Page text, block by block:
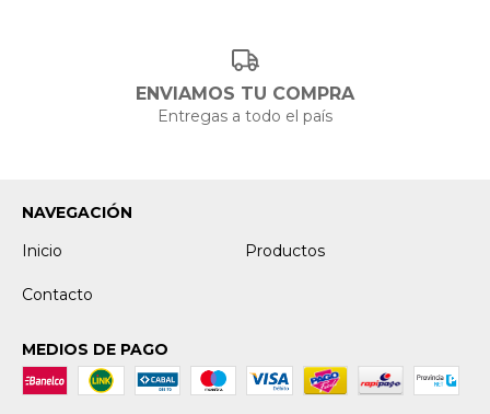
ENVIAMOS TU COMPRA
Entregas a todo el país
NAVEGACIÓN
Inicio
Productos
Contacto
MEDIOS DE PAGO